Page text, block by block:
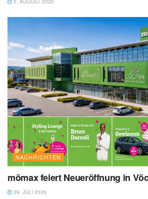
NACHRICHTEN
mömax feiert Neueröffnung in
29. JULI 2026